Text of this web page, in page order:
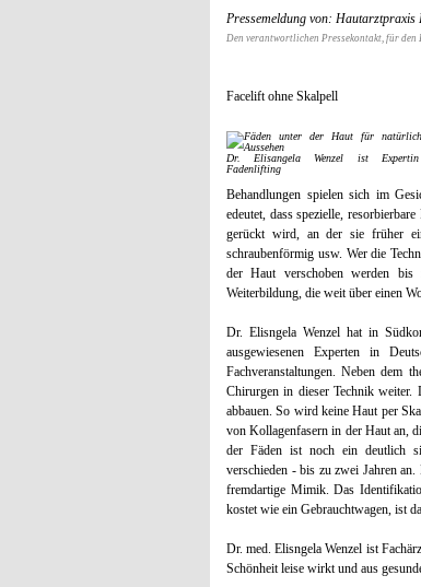
Pressemeldung von:
Den verantwortlichen Pressekontakt, für den
Facelift ohne Skalpell
Dr. Elisangela Wenzel ist
Fadenlifting
Behandlungen spielen sich im
edeutet, dass spezielle,
gerückt wird, an der sie früher
schraubenförmig usw. Wer die
der Haut verschoben werden
Weiterbildung, die weit über einen
Dr. Elisngela Wenzel hat in
ausgewiesenen Experten in
Fachveranstaltungen. Neben dem
Chirurgen in dieser Technik weiter.
abbauen. So wird keine Haut per
von Kollagenfasern in der Haut an,
der Fäden ist noch ein deutlich
verschieden - bis zu zwei Jahren
fremdartige Mimik. Das
kostet wie ein Gebrauchtwagen, ist
Dr. med. Elisngela Wenzel ist
Schönheit leise wirkt und aus